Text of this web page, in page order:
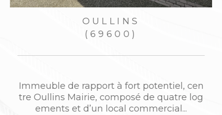
OULLINS
(69600)
Immeuble de rapport à fort potentiel, cen
tre Oullins Mairie, composé de quatre log
ements et d’un local commercial...